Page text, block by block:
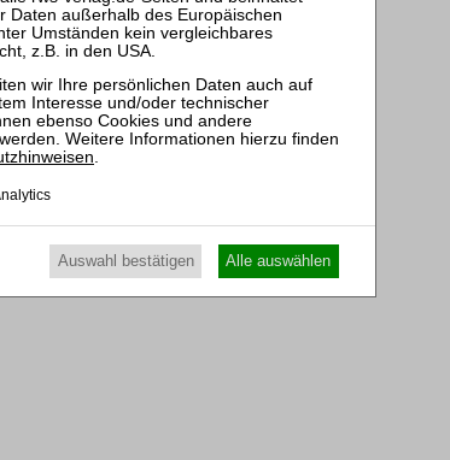
.
Auswahl bestätigen Alle auswählen